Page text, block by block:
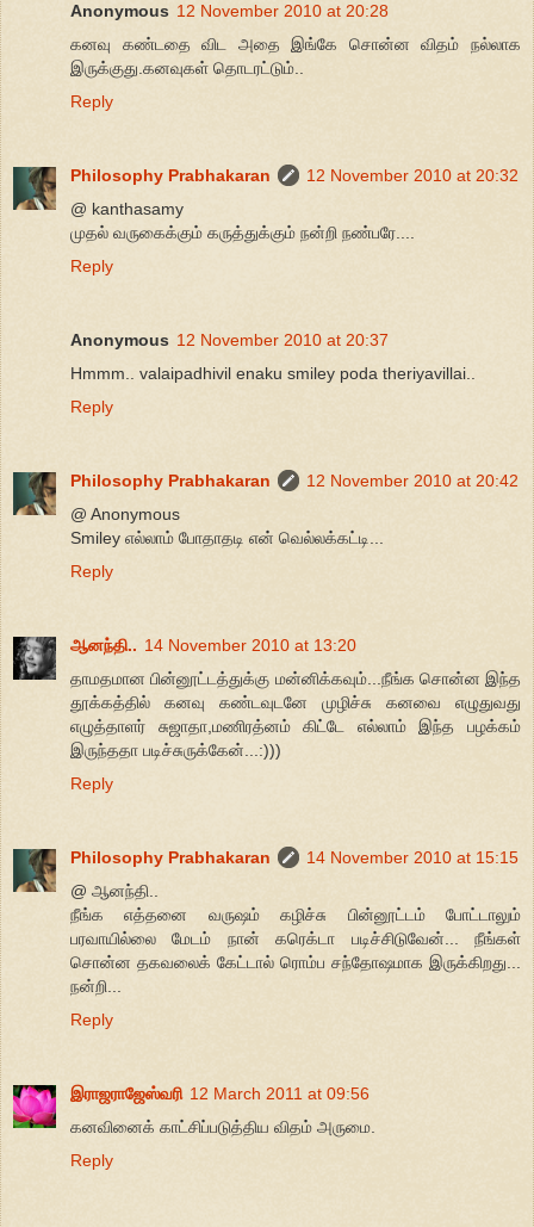
Anonymous 12 November 2010 at 20:28
கனவு கண்டதை விட அதை இங்கே சொன்ன விதம் நல்லாக
இருக்குது.கனவுகள் தொடரட்டும்..
Reply
Philosophy Prabhakaran
12 November 2010 at 20:32
@ kanthasamy
முதல் வருகைக்கும் கருத்துக்கும் நன்றி நண்பரே....
Reply
Anonymous 12 November 2010 at 20:37
Hmmm.. valaipadhivil enaku smiley poda theriyavillai..
Reply
Philosophy Prabhakaran
12 November 2010 at 20:42
@ Anonymous
Smiley எல்லாம் போதாதடி என் வெல்லக்கட்டி...
Reply
ஆனந்தி.. 14 November 2010 at 13:20
தாமதமான பின்னூட்டத்துக்கு மன்னிக்கவும்...நீங்க சொன்ன இந்த
தூக்கத்தில் கனவு கண்டவுடனே முழிச்சு கனவை எழுதுவது
எழுத்தாளர் சுஜாதா,மணிரத்னம் கிட்டே எல்லாம் இந்த பழக்கம்
இருந்ததா படிச்சுருக்கேன்...:)))
Reply
Philosophy Prabhakaran
14 November 2010 at 15:15
@ ஆனந்தி..
நீங்க எத்தனை வருஷம் கழிச்சு பின்னூட்டம் போட்டாலும்
பரவாயில்லை மேடம் நான் கரெக்டா படிச்சிடுவேன்... நீங்கள்
சொன்ன தகவலைக் கேட்டால் ரொம்ப சந்தோஷமாக இருக்கிறது...
நன்றி...
Reply
இராஜராஜேஸ்வரி 12 March 2011 at 09:56
கனவினைக் காட்சிப்படுத்திய விதம் அருமை.
Reply